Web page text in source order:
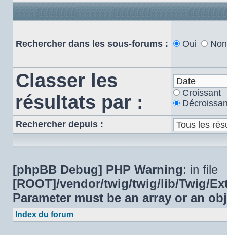
Rechercher dans les sous-forums : Oui Non
Classer les
résultats par :
Croissant
Rechercher depuis :
[phpBB Debug] PHP Warning: in file
[ROOT]/vendor/twig/twig/lib/Twig/
Parameter must be an array or an
Index du forum